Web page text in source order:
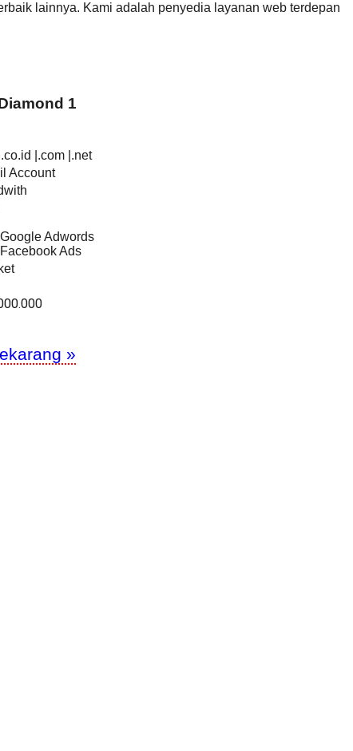
lainnya. Kami adalah penyedia layanan web terdepan
1
|.com |.net
Account
Adwords
Ads
»